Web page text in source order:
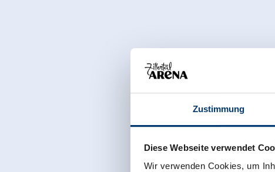
Zustimmung
Diese Webseite verwendet
Wir verwenden Cookies, um